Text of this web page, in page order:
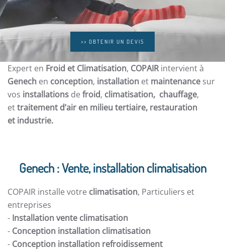
>> OBTENIR UN DEVIS
Expert en Froid et Climatisation, COPAIRintervient à
Genech en conception, installation et maintenance sur
vos installations de froid, climatisation, chauffage,
ettraitement d’air en milieu tertiaire, restauration
et industrie.
Genech : Vente, installation climatisation
COPAIR installe votre climatisation, Particuliers et
entreprises
- Installation vente climatisation
- Conception installation climatisation
- Conception installation refroidissement